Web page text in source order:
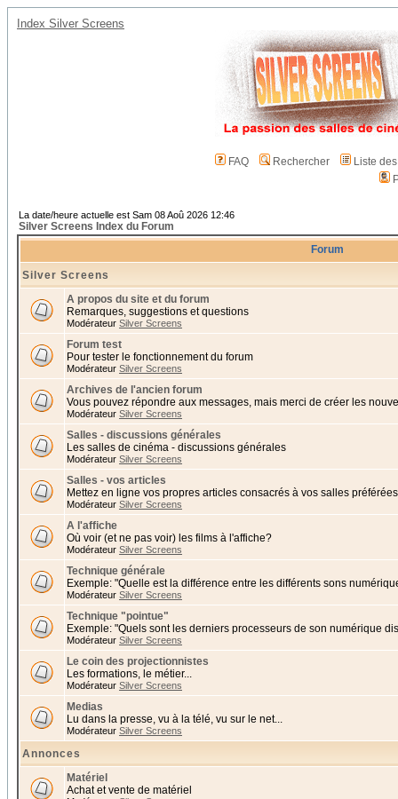
Index Silver Screens
FAQ Rechercher
Liste
La date/heure actuelle est Sam 08 Aoû 2026 12:46
Silver Screens Index du Forum
Forum
Silver Screens
A propos du site et du forum
Remarques, suggestions et questions
Modérateur Silver Screens
Forum test
Pour tester le fonctionnement du forum
Modérateur Silver Screens
Archives de l'ancien forum
Vous pouvez répondre aux messages, mais merci de créer les
Modérateur Silver Screens
Salles - discussions générales
Les salles de cinéma - discussions générales
Modérateur Silver Screens
Salles - vos articles
Mettez en ligne vos propres articles consacrés à vos salles
Modérateur Silver Screens
A l'affiche
Où voir (et ne pas voir) les films à l'affiche?
Modérateur Silver Screens
Technique générale
Exemple: "Quelle est la différence entre les différents sons
Modérateur Silver Screens
Technique "pointue"
Exemple: "Quels sont les derniers processeurs de son numérique
Modérateur Silver Screens
Le coin des projectionnistes
Les formations, le métier...
Modérateur Silver Screens
Medias
Lu dans la presse, vu à la télé, vu sur le net...
Modérateur Silver Screens
Annonces
Matériel
Achat et vente de matériel